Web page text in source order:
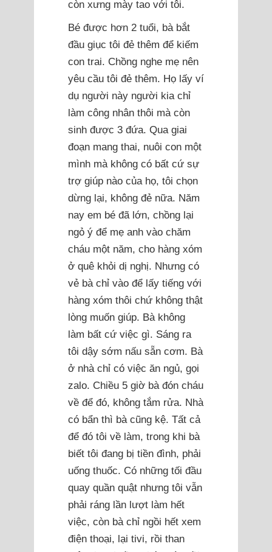
còn xưng mày tao với tôi.
Bé được hơn 2 tuổi, bà bắt
đầu giục tôi đẻ thêm để kiếm
con trai. Chồng nghe mẹ nên
yêu cầu tôi đẻ thêm. Họ lấy ví
dụ người này người kia chỉ
làm công nhân thôi mà còn
sinh được 3 đứa. Qua giai
đoạn mang thai, nuôi con một
mình mà không có bất cứ sự
trợ giúp nào của họ, tôi chọn
dừng lại, không đẻ nữa. Năm
nay em bé đã lớn, chồng lại
ngỏ ý để mẹ anh vào chăm
cháu một năm, cho hàng xóm
ở quê khỏi dị nghị. Nhưng có
vẻ bà chỉ vào để lấy tiếng với
hàng xóm thôi chứ không thật
lòng muốn giúp. Bà không
làm bất cứ việc gì. Sáng ra
tôi dậy sớm nấu sẵn cơm. Bà
ở nhà chỉ có việc ăn ngủ, gọi
zalo. Chiều 5 giờ bà đón cháu
về để đó, không tắm rửa. Nhà
có bẩn thì bà cũng kệ. Tất cả
để đó tôi về làm, trong khi bà
biết tôi đang bị tiền đình, phải
uống thuốc. Có những tối đầu
quay quần quật nhưng tôi vẫn
phải ráng lần lượt làm hết
việc, còn bà chỉ ngồi hết xem
điện thoại, lại tivi, rồi than